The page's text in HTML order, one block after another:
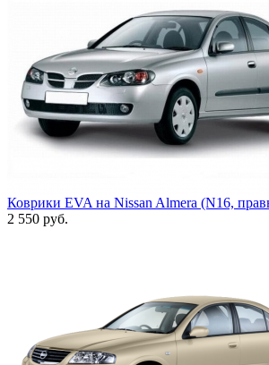
Коврики EVA на Nissan Almera (N16,
2 550 руб.